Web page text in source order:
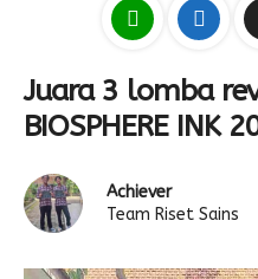
Struktur Organisasi
Pengumuman
Guru & Karyawan
Karya Siswa
Progresif #37
Fasilitas
Bulletin
Padnews
Link Referensi
Juara 3 lomba
BIOSPHERE INK
Achiever
Team Riset Sains